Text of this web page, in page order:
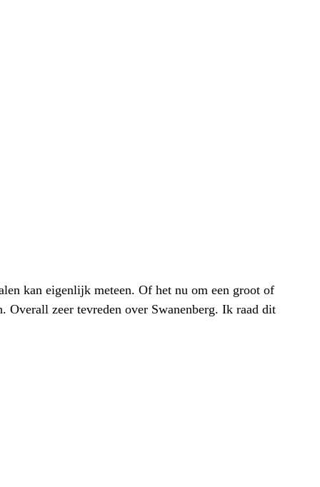
kan eigenlijk meteen. Of het nu om een groot of
Overall zeer tevreden over Swanenberg. Ik raad dit